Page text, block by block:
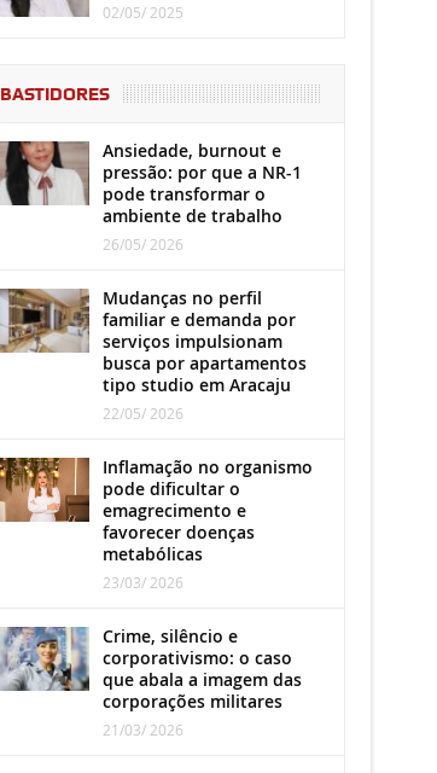
02/05/ 2025
BASTIDORES
Ansiedade, burnout e
pressão: por que a NR-1
pode transformar o
ambiente de trabalho
26/05/ 2026
Mudanças no perfil
familiar e demanda por
serviços impulsionam
busca por apartamentos
tipo studio em Aracaju
22/05/ 2026
Inflamação no organismo
pode dificultar o
emagrecimento e
favorecer doenças
metabólicas
23/03/ 2026
Crime, silêncio e
corporativismo: o caso
que abala a imagem das
corporações militares
21/03/ 2026